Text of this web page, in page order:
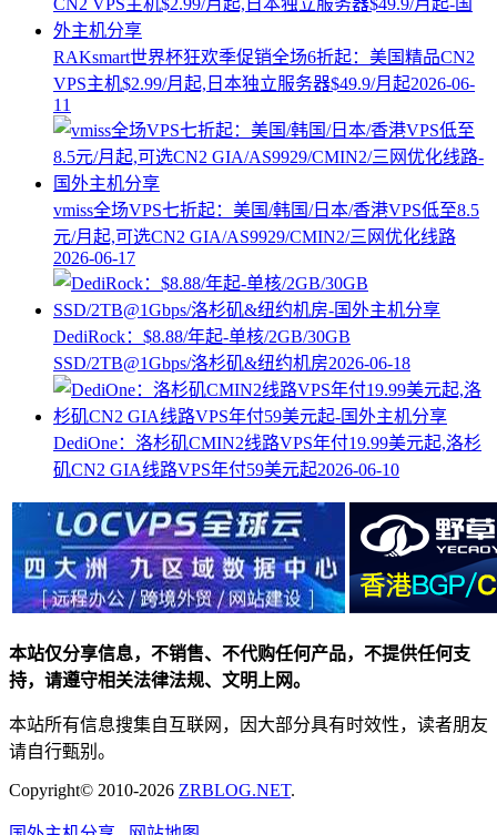
RAKsmart世界杯狂欢季促销全场6折起：美国精品CN2
VPS主机$2.99/月起,日本独立服务器$49.9/月起2026-06-
11
vmiss全场VPS七折起：美国/韩国/日本/香港VPS低至8.5
元/月起,可选CN2 GIA/AS9929/CMIN2/三网优化线路
2026-06-17
DediRock：$8.88/年起-单核/2GB/30GB
SSD/2TB@1Gbps/洛杉矶&纽约机房2026-06-18
DediOne：洛杉矶CMIN2线路VPS年付19.99美元起,洛杉
矶CN2 GIA线路VPS年付59美元起2026-06-10
本站仅分享信息，不销售、不代购任何产品，不提供任何支
持，请遵守相关法律法规、文明上网。
本站所有信息搜集自互联网，因大部分具有时效性，读者朋友
请自行甄别。
Copyright© 2010-2026 ZRBLOG.NET.